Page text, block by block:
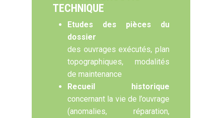
TECHNIQUE
Etudes des pièces du
dossier
des ouvrages exécutés, plan
topographiques, modalités
de maintenance
Recueil historique
concernant la vie de l’ouvrage
(anomalies, réparation,